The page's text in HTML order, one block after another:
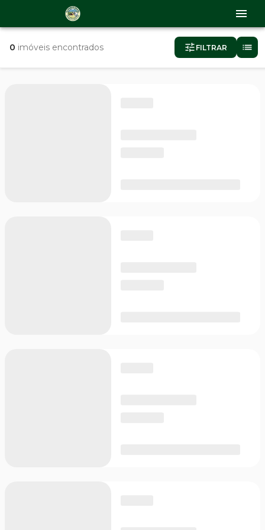
0 imóveis encontrados FILTRAR